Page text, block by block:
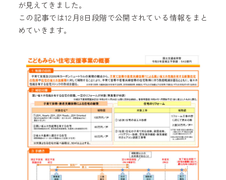
が見えてきました。
この記事では12月8日段階で公開されている情報をまと
めていきます。